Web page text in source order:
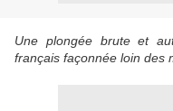
Une plongée brute et
français façonnée loin des